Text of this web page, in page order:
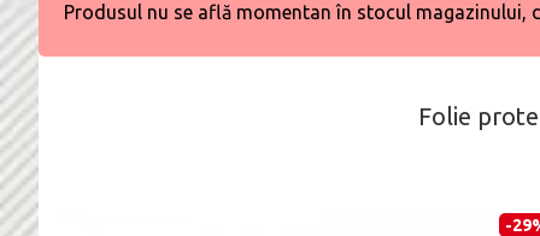
Produsul nu se află momentan în stocul
Folie
-